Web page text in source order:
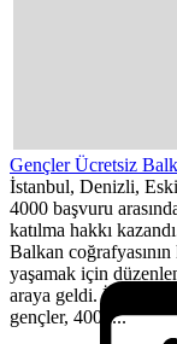
Gençler Ücretsiz
İstanbul, Denizli,
4000 başvuru
katılma hakkı
Balkan
yaşamak için
araya geldi. İstanbul,
gençler, 4000...